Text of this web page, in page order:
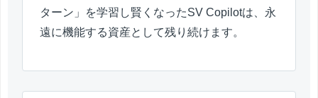
ターン」を学習し賢くなったSV Copilotは、永
遠に機能する資産として残り続けます。